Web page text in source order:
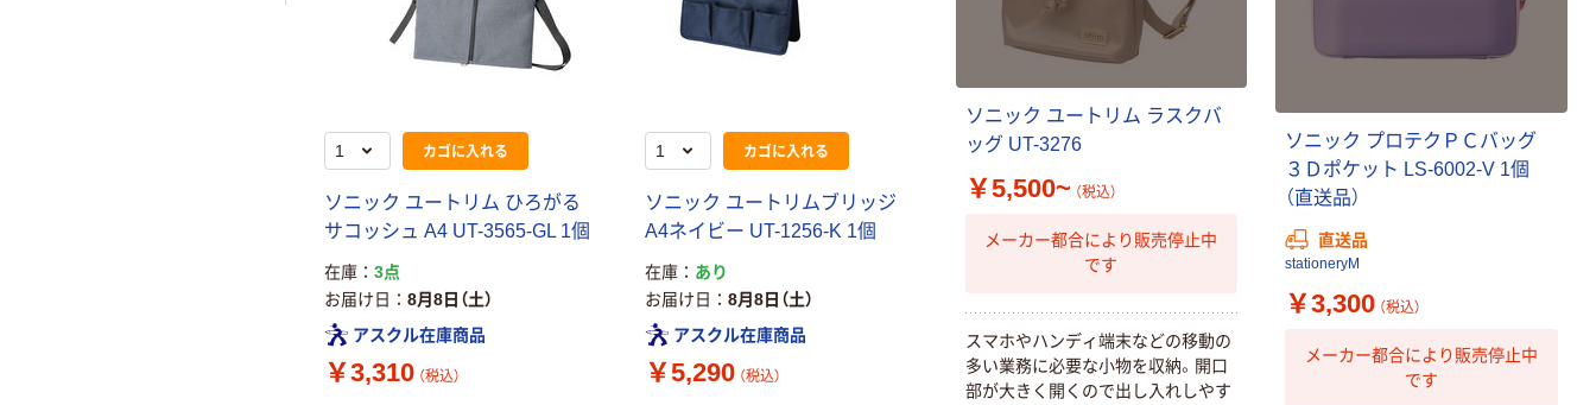
カゴに入れる
ソニック ユートリム ひろがる
サコッシュ A4 UT-3565-GL 1個
在庫
3点
お届け日
8月8日（土）
アスクル在庫商品
￥3,310 （税込）
カゴに入れる
ソニック ユートリムブリッジ
A4ネイビー UT-1256-K 1個
在庫
あり
お届け日
8月8日（土）
アスクル在庫商品
￥5,290 （税込）
ソニック ユートリム ラスクバ
ッグ UT-3276
￥5,500~ （税込）
メーカー都合により販売停止中
です
スマホやハンディ端末などの移動の
多い業務に必要な小物を収納。開口
部が大きく開くので出し入れしやす
ソニック プロテクＰＣバッグ
３Ｄポケット LS-6002-V 1個
（直送品）
直送品
stationeryM
￥3,300 （税込）
メーカー都合により販売停止中
です